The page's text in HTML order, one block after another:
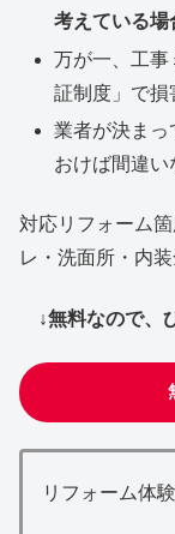
考えている場
万が一、工事
証制度」で損
業者が決まっ
おけば間違い
対応リフォーム
レ・洗面所・内
↓無料なので、
リフォーム体験